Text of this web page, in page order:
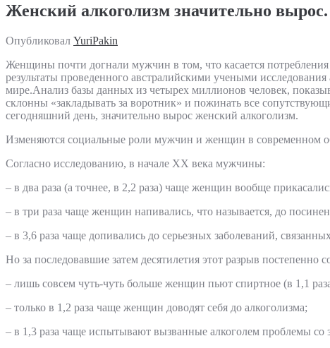
Женский алкоголизм значительно вырос.
Опубликовал YuriPakin
Женщины почти догнали мужчин в том, что касается
результаты проведенного австралийскими учеными
мире.Анализ базы данных из четырех миллионов человек,
склонны «закладывать за воротник» и пожинать все
сегодняшний день, значительно вырос женский алкоголизм.
Изменяются социальные роли мужчин и женщин в современном
Согласно исследованию, в начале XX века мужчины:
– в два раза (а точнее, в 2,2 раза) чаще женщин вообще
– в три раза чаще женщин напивались, что называется, до
– в 3,6 раза чаще допивались до серьезных заболеваний,
Но за последовавшие затем десятилетия этот разрыв
– лишь совсем чуть-чуть больше женщин пьют спиртное (в 1,1
– только в 1,2 раза чаще женщин доводят себя до алкоголизма;
– в 1,3 раза чаще испытывают вызванные алкоголем проблемы со